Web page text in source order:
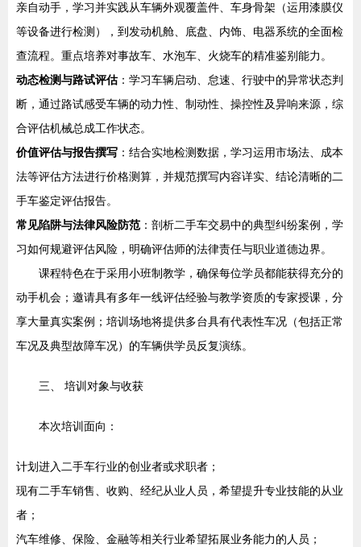
亲自动手，学习并实践从车辆外观覆盖件、车身骨架（运用漆膜仪
等设备进行检测），到发动机舱、底盘、内饰、电器系统的全面检
查流程。重点培养对事故车、水泡车、火烧车的精准鉴别能力。
动态检测与路试评估：学习车辆启动、怠速、行驶中的异常状态判
断，通过路试感受车辆的动力性、制动性、操控性及异响来源，综
合评估机械总成工作状态。
价值评估与报告撰写 ：结合实地检测数据，学习运用市场法、成本
法等评估方法进行价格测算，并规范撰写内容详实、结论清晰的二
手车鉴定评估报告。
常见陷阱与法律风险防范：剖析二手车交易中的典型纠纷案例，学
习如何规避评估风险，明确评估师的法律责任与职业道德边界。
课程特色在于采用小班制教学，确保每位学员都能获得充分的
动手机会；邀请具有多年一线评估经验与教学资质的专家授课，分
享大量真实案例；培训场地将提供多台具有代表性车况（包括正常
车况及典型故障车况）的车辆供学员反复演练。
三、 培训对象与收获
本次培训面向：
计划进入二手车行业的创业者或求职者；
现有二手车销售、收购、经纪从业人员，希望提升专业技能的从业
者；
汽车维修、保险、金融等相关行业希望拓展业务能力的人员；